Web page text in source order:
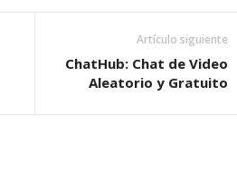
Artículo siguiente
ChatHub: Chat de Video
Aleatorio y Gratuito